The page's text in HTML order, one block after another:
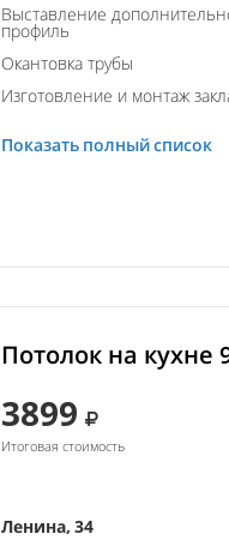
Выставление
профиль
Окантовка трубы
Изготовление и монтаж
Показать полный список
Потолок на кухне
3899
Итоговая стоимость
Ленина, 34